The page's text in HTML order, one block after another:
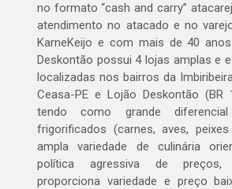
no formato “cash and carry”
atendimento no atacado e no
KarneKeijo e com mais de 40
Deskontão possui 4 lojas amplas e
localizadas nos bairros da
Ceasa-PE e Lojão Deskontão (BR
tendo como grande
frigorificados (carnes, aves,
ampla variedade de culinária
política agressiva de preços,
proporciona variedade e preço